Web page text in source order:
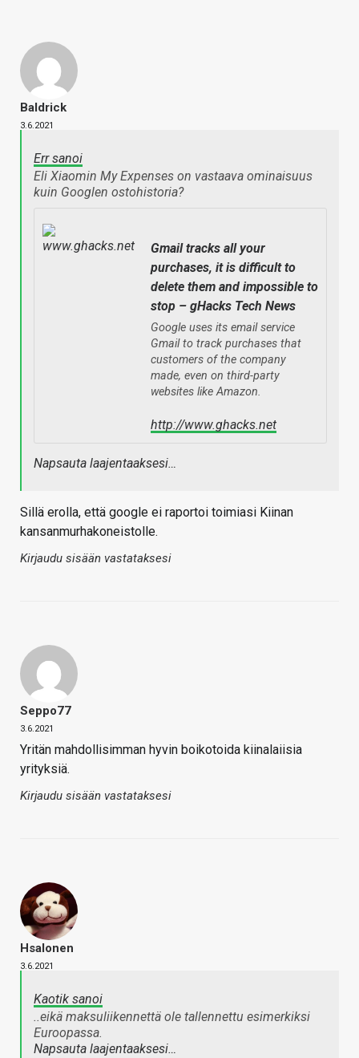
Baldrick
3.6.2021
Err sanoi
Eli Xiaomin My Expenses on vastaava ominaisuus
kuin Googlen ostohistoria?
Gmail tracks all your
purchases, it is difficult to
delete them and impossible to
stop – gHacks Tech News
Google uses its email service
Gmail to track purchases that
customers of the company
made, even on third-party
websites like Amazon.
http://www.ghacks.net
Napsauta laajentaaksesi…
Sillä erolla, että google ei raportoi toimiasi Kiinan
kansanmurhakoneistolle.
Kirjaudu sisään vastataksesi
Seppo77
3.6.2021
Yritän mahdollisimman hyvin boikotoida kiinalaiisia
yrityksiä.
Kirjaudu sisään vastataksesi
Hsalonen
3.6.2021
Kaotik sanoi
..eikä maksuliikennettä ole tallennettu esimerkiksi
Euroopassa.
Napsauta laajentaaksesi…